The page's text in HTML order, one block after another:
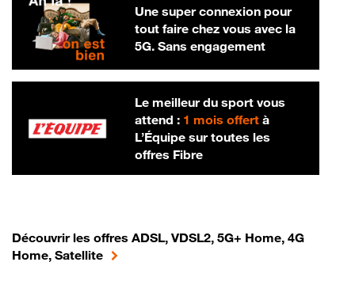
Une super connexion pour
tout faire chez vous avec la
5G. Sans engagement
Le meilleur du sport vous
attend : 1 mois offertà
L’Équipe sur toutes les
offres Fibre
Découvrir les offres ADSL, VDSL2, 5G+ Home, 4G
Home, Satellite